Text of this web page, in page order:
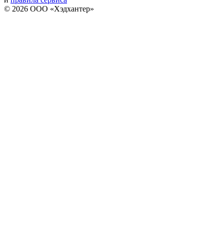
© 2026 ООО «Хэдхантер»